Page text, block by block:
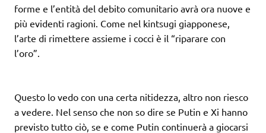
forme e l’entità del debito comunitario avrà ora nuove e
più evidenti ragioni. Come nel kintsugi giapponese,
l’arte di rimettere assieme i cocci è il “riparare con
l’oro”.
Questo lo vedo con una certa nitidezza, altro non riesco
a vedere. Nel senso che non so dire se Putin e Xi hanno
previsto tutto ciò, se e come Putin continuerà a giocarsi